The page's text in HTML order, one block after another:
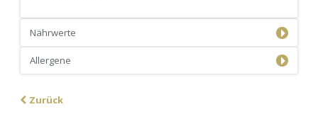
Nährwerte
Allergene
Zurück